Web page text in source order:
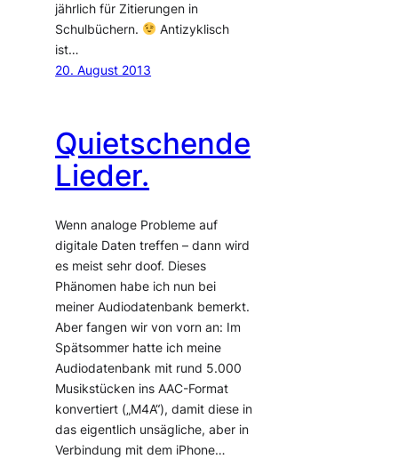
jährlich für Zitierungen in
Schulbüchern.
Antizyklisch
ist…
20. August 2013
Quietschende
Lieder.
Wenn analoge Probleme auf
digitale Daten treffen – dann wird
es meist sehr doof. Dieses
Phänomen habe ich nun bei
meiner Audiodatenbank bemerkt.
Aber fangen wir von vorn an: Im
Spätsommer hatte ich meine
Audiodatenbank mit rund 5.000
Musikstücken ins AAC-Format
konvertiert („M4A“), damit diese in
das eigentlich unsägliche, aber in
Verbindung mit dem iPhone…